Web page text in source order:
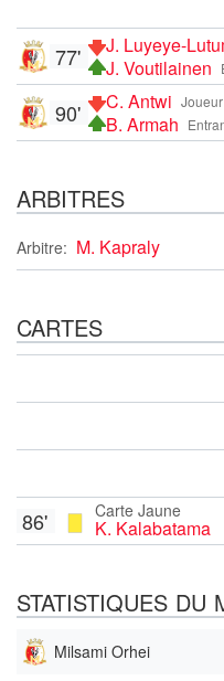
J. Luyeye-
J. Voutilainen
77'
C. Antwi
B. Armah
90'
ARBITRES
Arbitre: M. Kapraly
CARTES
Carte Jaune
K. Kalabatama
86'
STATISTIQUES DU
Milsami Orhei